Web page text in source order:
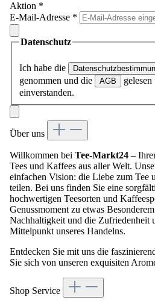
Aktion *
E-Mail-Adresse *
Datenschutz
Ich habe die
genommen und die
AGB
einverstanden.
Über uns
Willkommen bei Tee-Markt24 –
Tees und Kaffees aus aller Welt.
einfachen Vision: die Liebe zum Tee
teilen. Bei uns finden Sie eine
hochwertigen Teesorten und
Genussmoment zu etwas
Nachhaltigkeit und die Zufriedenheit
Mittelpunkt unseres Handelns.
Entdecken Sie mit uns die
Sie sich von unseren exquisiten
Shop Service